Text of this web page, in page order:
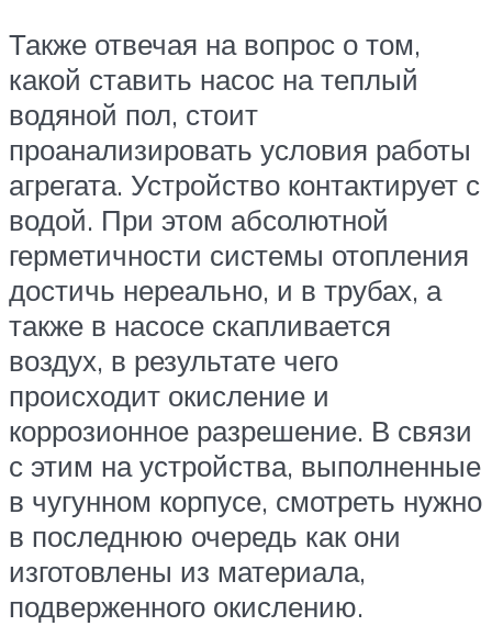
Также отвечая на вопрос о том,
какой ставить насос на теплый
водяной пол, стоит
проанализировать условия работы
агрегата. Устройство контактирует с
водой. При этом абсолютной
герметичности системы отопления
достичь нереально, и в трубах, а
также в насосе скапливается
воздух, в результате чего
происходит окисление и
коррозионное разрешение. В связи
с этим на устройства, выполненные
в чугунном корпусе, смотреть нужно
в последнюю очередь как они
изготовлены из материала,
подверженного окислению.